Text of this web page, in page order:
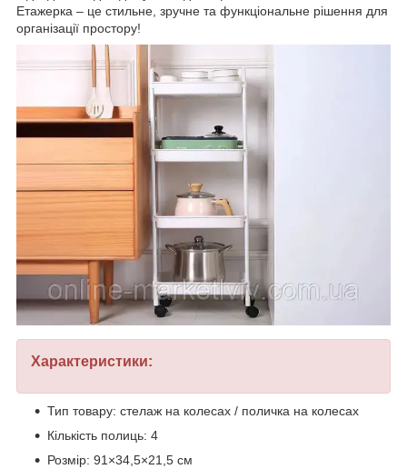
Етажерка – це стильне, зручне та функціональне рішення для
організації простору!
Характеристики:
Тип товару: стелаж на колесах / поличка на колесах
Кількість полиць: 4
Розмір: 91×34,5×21,5 см